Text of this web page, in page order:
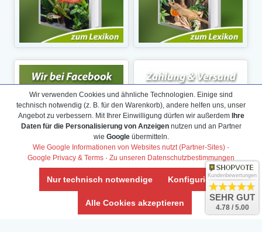
Wir verwenden Cookies und ähnliche Technologien. Einige sind
technisch notwendig (z. B. für den Warenkorb), andere helfen uns, unser
Angebot zu verbessern. Mit Ihrer Einwilligung dürfen wir außerdem Ihre
Daten für die Personalisierung von Anzeigennutzen und an Partner
wie Googleübermitteln.
Wie Google Informationen von Websites nutzt (Partner-Sites) ·
Google Privacy & Terms · Zu unseren Datenschutzbestimmungen
Nur technisch notwendige Konfigurieren
Alle Cookies akzeptieren
Kundenbewertungen
SEHR GUT
4.78 / 5.00